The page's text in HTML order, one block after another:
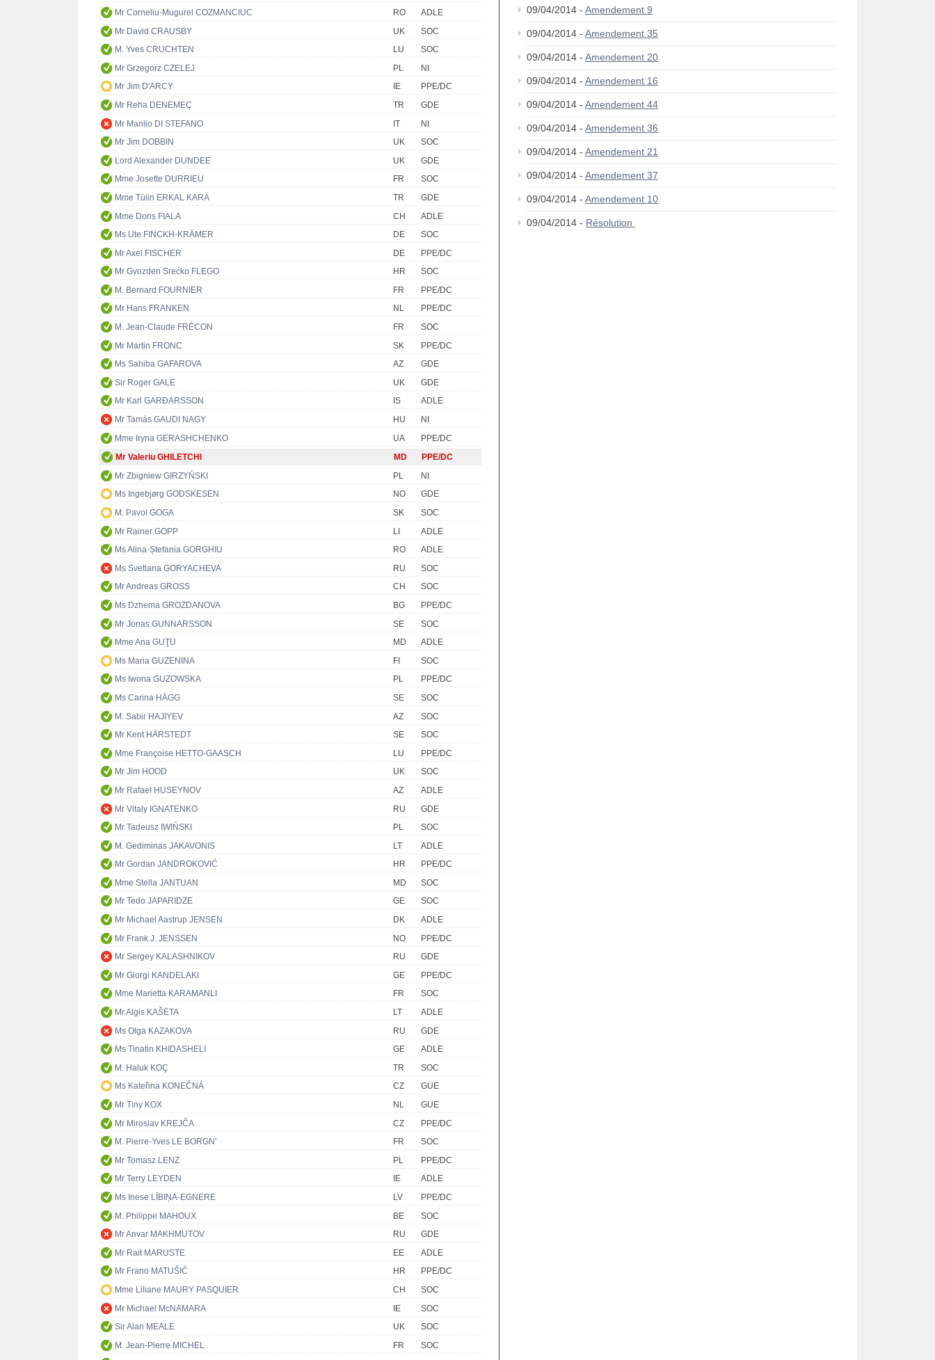
Mr Corneliu-Mugurel COZMANCIUC
RO
ADLE
Mr David CRAUSBY
UK
SOC
M. Yves CRUCHTEN
LU
SOC
Mr Grzegorz CZELEJ
PL
NI
Mr Jim D'ARCY
IE
PPE/DC
Mr Reha DENEMEÇ
TR
GDE
Mr Manlio DI STEFANO
IT
NI
Mr Jim DOBBIN
UK
SOC
Lord Alexander DUNDEE
UK
GDE
Mme Josette DURRIEU
FR
SOC
Mme Tülin ERKAL KARA
TR
GDE
Mme Doris FIALA
CH
ADLE
Ms Ute FINCKH-KRÄMER
DE
SOC
Mr Axel FISCHER
DE
PPE/DC
Mr Gvozden Srećko FLEGO
HR
SOC
M. Bernard FOURNIER
FR
PPE/DC
Mr Hans FRANKEN
NL
PPE/DC
M. Jean-Claude FRÉCON
FR
SOC
Mr Martin FRONC
SK
PPE/DC
Ms Sahiba GAFAROVA
AZ
GDE
Sir Roger GALE
UK
GDE
Mr Karl GARÐARSSON
IS
ADLE
Mr Tamás GAUDI NAGY
HU
NI
Mme Iryna GERASHCHENKO
UA
PPE/DC
Mr Valeriu GHILETCHI
MD
PPE/DC
Mr Zbigniew GIRZYŃSKI
PL
NI
Ms Ingebjørg GODSKESEN
NO
GDE
M. Pavol GOGA
SK
SOC
Mr Rainer GOPP
LI
ADLE
Ms Alina-Ștefania GORGHIU
RO
ADLE
Ms Svetlana GORYACHEVA
RU
SOC
Mr Andreas GROSS
CH
SOC
Ms Dzhema GROZDANOVA
BG
PPE/DC
Mr Jonas GUNNARSSON
SE
SOC
Mme Ana GUŢU
MD
ADLE
Ms Maria GUZENINA
FI
SOC
Ms Iwona GUZOWSKA
PL
PPE/DC
Ms Carina HÄGG
SE
SOC
M. Sabir HAJIYEV
AZ
SOC
Mr Kent HÄRSTEDT
SE
SOC
Mme Françoise HETTO-GAASCH
LU
PPE/DC
Mr Jim HOOD
UK
SOC
Mr Rafael HUSEYNOV
AZ
ADLE
Mr Vitaly IGNATENKO
RU
GDE
Mr Tadeusz IWIŃSKI
PL
SOC
M. Gediminas JAKAVONIS
LT
ADLE
Mr Gordan JANDROKOVIĆ
HR
PPE/DC
Mme Stella JANTUAN
MD
SOC
Mr Tedo JAPARIDZE
GE
SOC
Mr Michael Aastrup JENSEN
DK
ADLE
Mr Frank J. JENSSEN
NO
PPE/DC
Mr Sergey KALASHNIKOV
RU
GDE
Mr Giorgi KANDELAKI
GE
PPE/DC
Mme Marietta KARAMANLI
FR
SOC
Mr Algis KAŠĖTA
LT
ADLE
Ms Olga KAZAKOVA
RU
GDE
Ms Tinatin KHIDASHELI
GE
ADLE
M. Haluk KOÇ
TR
SOC
Ms Kateřina KONEČNÁ
CZ
GUE
Mr Tiny KOX
NL
GUE
Mr Miroslav KREJČA
CZ
PPE/DC
M. Pierre-Yves LE BORGN'
FR
SOC
Mr Tomasz LENZ
PL
PPE/DC
Mr Terry LEYDEN
IE
ADLE
Ms Inese LĪBIŅA-EGNERE
LV
PPE/DC
M. Philippe MAHOUX
BE
SOC
Mr Anvar MAKHMUTOV
RU
GDE
Mr Rait MARUSTE
EE
ADLE
Mr Frano MATUŠIĆ
HR
PPE/DC
Mme Liliane MAURY PASQUIER
CH
SOC
Mr Michael McNAMARA
IE
SOC
Sir Alan MEALE
UK
SOC
M. Jean-Pierre MICHEL
FR
SOC
09/04/2014 - Amendement 9
09/04/2014 - Amendement 35
09/04/2014 - Amendement 20
09/04/2014 - Amendement 16
09/04/2014 - Amendement 44
09/04/2014 - Amendement 36
09/04/2014 - Amendement 21
09/04/2014 - Amendement 37
09/04/2014 - Amendement 10
09/04/2014 - Résolution